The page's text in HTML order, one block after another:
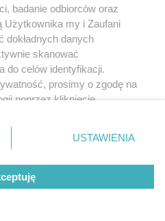
badanie odbiorców oraz
Użytkownika my i Zaufani
dokładnych danych
skanować
do celów identyfikacji.
prosimy o zgodę na
poprzez kliknięcie
ustawień prywatności
rogu strony
nie wymagają zgody
sprzeciwić się takiemu
miały zastosowanie tylko
USTAWIENIA